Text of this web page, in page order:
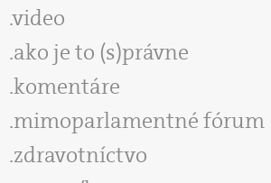
video
ako je to (s)právne
komentáre
mimoparlamentné fórum
zdravotníctvo